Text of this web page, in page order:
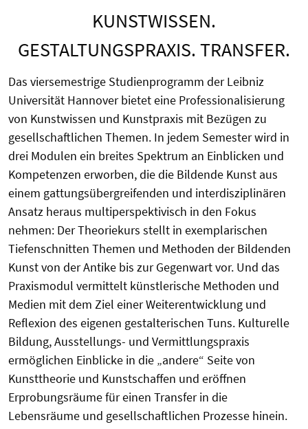
KUNSTWISSEN.
GESTALTUNGSPRAXIS. TRANSFER.
Das viersemestrige Studienprogramm der Leibniz
Universität Hannover bietet eine Professionalisierung
von Kunstwissen und Kunstpraxis mit Bezügen zu
gesellschaftlichen Themen. In jedem Semester wird in
drei Modulen ein breites Spektrum an Einblicken und
Kompetenzen erworben, die die Bildende Kunst aus
einem gattungsübergreifenden und interdisziplinären
Ansatz heraus multiperspektivisch in den Fokus
nehmen: Der Theoriekurs stellt in exemplarischen
Tiefenschnitten Themen und Methoden der Bildenden
Kunst von der Antike bis zur Gegenwart vor. Und das
Praxismodul vermittelt künstlerische Methoden und
Medien mit dem Ziel einer Weiterentwicklung und
Reflexion des eigenen gestalterischen Tuns. Kulturelle
Bildung, Ausstellungs- und Vermittlungspraxis
ermöglichen Einblicke in die „andere“ Seite von
Kunsttheorie und Kunstschaffen und eröffnen
Erprobungsräume für einen Transfer in die
Lebensräume und gesellschaftlichen Prozesse hinein.